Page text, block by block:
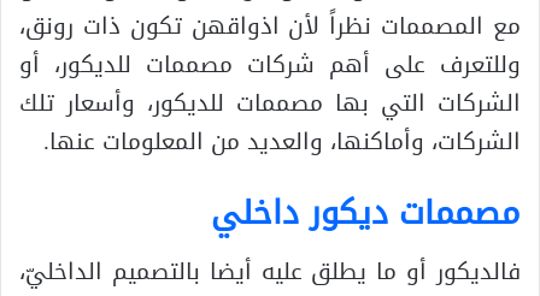
مع المصممات نظراً لأن اذواقهن تكون ذات رونق،
وللتعرف على أهم شركات مصممات للديكور، أو
الشركات التي بها مصممات للديكور، وأسعار تلك
الشركات، وأماكنها، والعديد من المعلومات عنها.
مصممات ديكور داخلي
فالديكور أو ما يطلق عليه أيضا بالتصميم الداخليّ،